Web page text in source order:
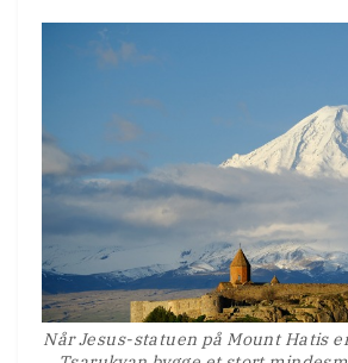
Når Jesus-statuen på Mount Hatis